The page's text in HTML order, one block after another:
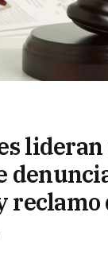
lideran
reclamo